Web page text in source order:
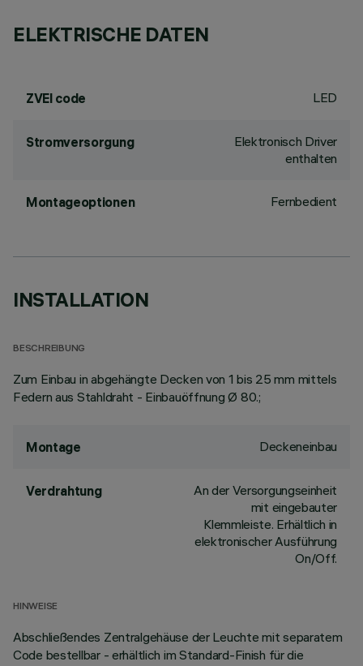
ELEKTRISCHE DATEN
ZVEI code LED
Stromversorgung
Elektronisch Driver
enthalten
Montageoptionen Fernbedient
INSTALLATION
BESCHREIBUNG
Zum Einbau in abgehängte Decken von 1 bis 25 mm mittels
Federn aus Stahldraht - Einbauöffnung Ø 80.;
Montage Deckeneinbau
Verdrahtung
An der Versorgungseinheit
mit eingebauter
Klemmleiste. Erhältlich in
elektronischer Ausführung
On/Off.
HINWEISE
Abschließendes Zentralgehäuse der Leuchte mit separatem
Code bestellbar - erhältlich im Standard-Finish für die